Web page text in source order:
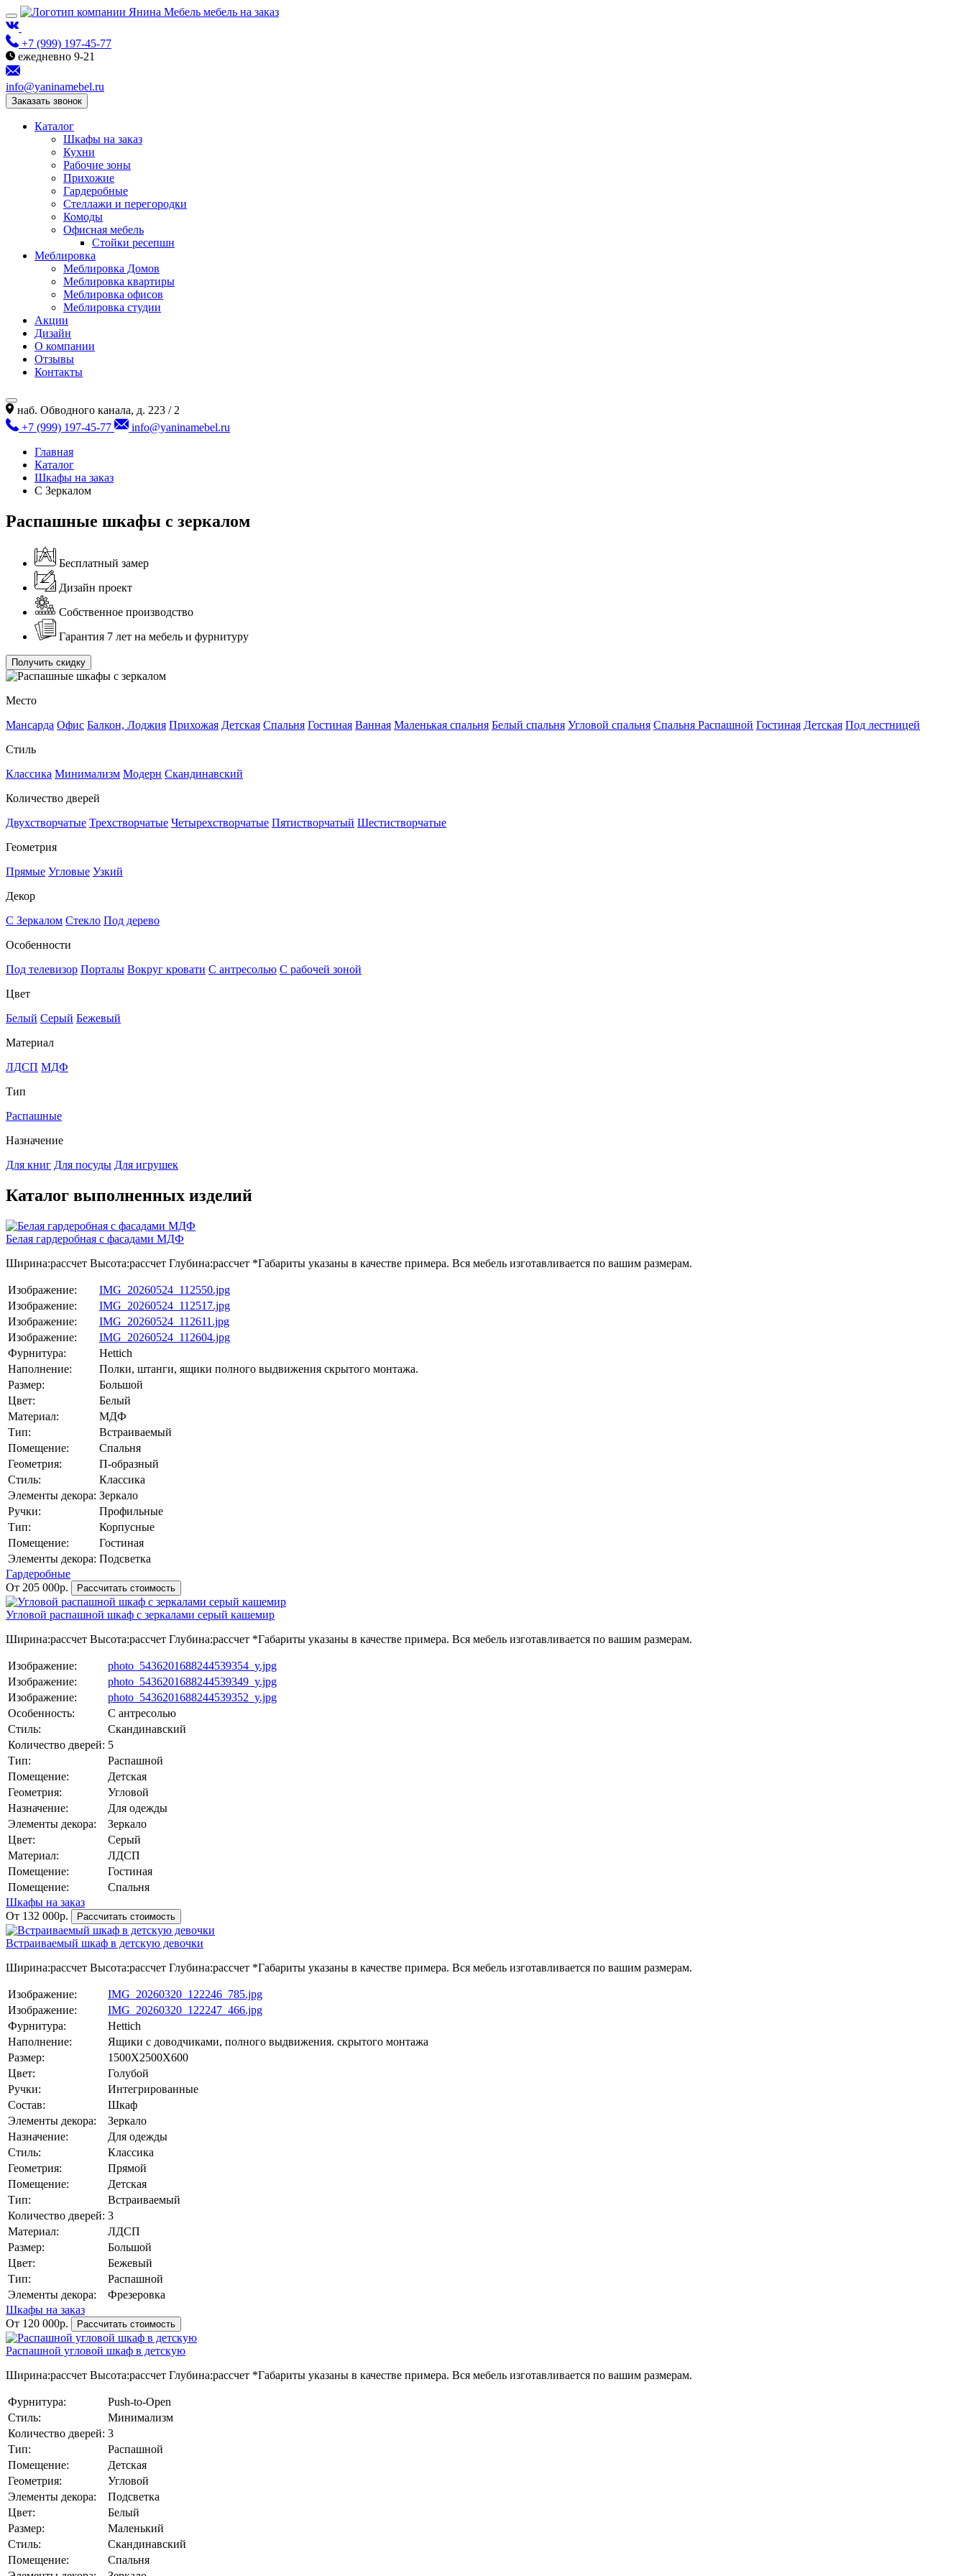
мебель на заказ
+7 (999) 197-45-77
ежедневно 9-21
info@yaninamebel.ru
Заказать звонок
Каталог
Шкафы на заказ
Кухни
Рабочие зоны
Прихожие
Гардеробные
Стеллажи и перегородки
Комоды
Офисная мебель
Стойки ресепшн
Меблировка
Меблировка Домов
Меблировка квартиры
Меблировка офисов
Меблировка студии
Акции
Дизайн
О компании
Отзывы
Контакты
наб. Обводного канала, д. 223 / 2
+7 (999) 197-45-77
info@yaninamebel.ru
Главная
Каталог
Шкафы на заказ
С Зеркалом
Распашные шкафы с зеркалом
Бесплатный замер
Дизайн проект
Собственное производство
Гарантия 7 лет на мебель и фурнитуру
Получить скидку
Место
Мансарда Офис Балкон, Лоджия Прихожая Детская Спальня Гостиная Ванная Маленькая спальня Белый спальня Угловой спальня Спальня Распашной Гостиная Детская Под лестницей
Стиль
Классика Минимализм Модерн Скандинавский
Количество дверей
Двухстворчатые Трехстворчатые Четырехстворчатые Пятистворчатый Шестистворчатые
Геометрия
Прямые Угловые Узкий
Декор
С Зеркалом Стекло Под дерево
Особенности
Под телевизор Порталы Вокруг кровати С антресолью С рабочей зоной
Цвет
Белый Серый Бежевый
Материал
ЛДСП МДФ
Тип
Распашные
Назначение
Для книг Для посуды Для игрушек
Каталог выполненных изделий
Белая гардеробная с фасадами МДФ
Ширина:рассчет Высота:рассчет Глубина:рассчет *Габариты указаны в качестве примера. Вся мебель изготавливается по вашим размерам.
Изображение:
IMG_20260524_112550.jpg
Изображение:
IMG_20260524_112517.jpg
Изображение:
IMG_20260524_112611.jpg
Изображение:
IMG_20260524_112604.jpg
Фурнитура:
Hettich
Наполнение:
Полки, штанги, ящики полного выдвижения скрытого монтажа.
Размер:
Большой
Цвет:
Белый
Материал:
МДФ
Тип:
Встраиваемый
Помещение:
Спальня
Геометрия:
П-образный
Стиль:
Классика
Элементы декора: Зеркало
Ручки:
Профильные
Тип:
Корпусные
Помещение:
Гостиная
Элементы декора: Подсветка
Гардеробные
От 205 000р.
Рассчитать стоимость
Угловой распашной шкаф с зеркалами серый кашемир
Ширина:рассчет Высота:рассчет Глубина:рассчет *Габариты указаны в качестве примера. Вся мебель изготавливается по вашим размерам.
Изображение:
photo_5436201688244539354_y.jpg
Изображение:
photo_5436201688244539349_y.jpg
Изображение:
photo_5436201688244539352_y.jpg
Особенность:
С антресолью
Стиль:
Скандинавский
Количество дверей: 5
Тип:
Распашной
Помещение:
Детская
Геометрия:
Угловой
Назначение:
Для одежды
Элементы декора:
Зеркало
Цвет:
Серый
Материал:
ЛДСП
Помещение:
Гостиная
Помещение:
Спальня
Шкафы на заказ
От 132 000р.
Рассчитать стоимость
Встраиваемый шкаф в детскую девочки
Ширина:рассчет Высота:рассчет Глубина:рассчет *Габариты указаны в качестве примера. Вся мебель изготавливается по вашим размерам.
Изображение:
IMG_20260320_122246_785.jpg
Изображение:
IMG_20260320_122247_466.jpg
Фурнитура:
Hettich
Наполнение:
Ящики с доводчиками, полного выдвижения. скрытого монтажа
Размер:
1500Х2500Х600
Цвет:
Голубой
Ручки:
Интегрированные
Состав:
Шкаф
Элементы декора:
Зеркало
Назначение:
Для одежды
Стиль:
Классика
Геометрия:
Прямой
Помещение:
Детская
Тип:
Встраиваемый
Количество дверей: 3
Материал:
ЛДСП
Размер:
Большой
Цвет:
Бежевый
Тип:
Распашной
Элементы декора:
Фрезеровка
Шкафы на заказ
От 120 000р.
Рассчитать стоимость
Распашной угловой шкаф в детскую
Ширина:рассчет Высота:рассчет Глубина:рассчет *Габариты указаны в качестве примера. Вся мебель изготавливается по вашим размерам.
Фурнитура:
Push-to-Open
Стиль:
Минимализм
Количество дверей: 3
Тип:
Распашной
Помещение:
Детская
Геометрия:
Угловой
Элементы декора:
Подсветка
Цвет:
Белый
Размер:
Маленький
Стиль:
Скандинавский
Помещение:
Спальня